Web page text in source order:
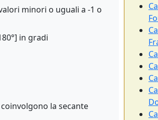
minori o uguali a -1 o
in gradi
la secante